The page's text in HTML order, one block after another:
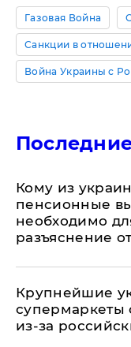
Газовая Война
Санкции в
Война Украины с
Кому из
пенсионные
необходимо
разъяснение
Крупнейшие
супермаркеты
из-за